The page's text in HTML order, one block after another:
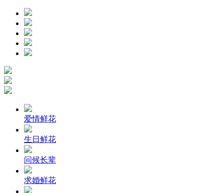
爱情鲜花
生日鲜花
问候长辈
求婚鲜花